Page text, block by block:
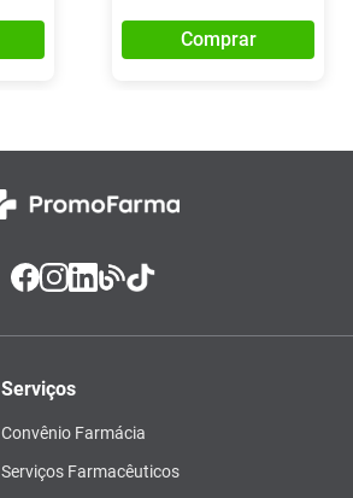
Comprar
Serviços
Convênio Farmácia
Serviços Farmacêuticos